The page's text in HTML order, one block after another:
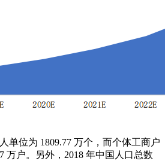
位为 1809.77 万个，而个体工商户
万户。另外，2018 年中国人口总数